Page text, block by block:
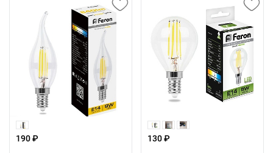
190 ₽ 130 ₽